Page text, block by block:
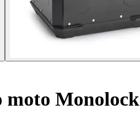
moto Monolock